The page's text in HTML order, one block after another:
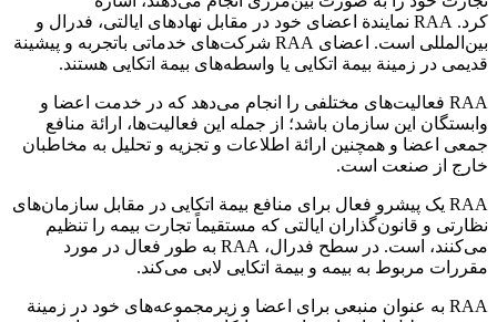
کرد. RAA نمایندة اعضای خود در مقابل نهادهای ایالتی، فدرال و
بین‌المللی است. اعضای RAA شرکت‌های خدماتی باتجربه و پیشینة
قدیمی در زمینة بیمة اتکایی یا واسطه‌های بیمة اتکایی هستند.
RAA فعالیت‌های مختلفی را انجام می‌دهد که در خدمت اعضا و
وابستگان این سازمان باشد؛ از جمله این فعالیت‌ها، ارائة منافع
جمعی اعضا و همچنین ارائة اطلاعات و تجزیه و تحلیل به مخاطبان
خارج از صنعت است.
RAA یک پیشرو فعال برای منافع بیمة اتکایی در مقابل سازمان‌های
نظارتی و قانون‌گذاران ایالتی که مستقیماً تجارت بیمه را تنظیم
می‌کنند، است. در سطح فدرال، RAA به طور فعال در مورد
مقررات مربوط به بیمه و بیمة اتکایی لابی می‌کند.
RAA به عنوان منبعی برای اعضا و زیرمجموعه‌های خود در زمینة